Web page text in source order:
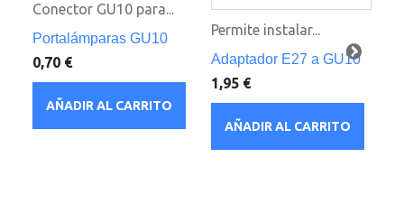
Conector GU10 para...
Portalámparas GU10
0,70 €
AÑADIR AL CARRITO
Permite instalar...
Adaptador E27 a GU10
1,95 €
AÑADIR AL CARRITO